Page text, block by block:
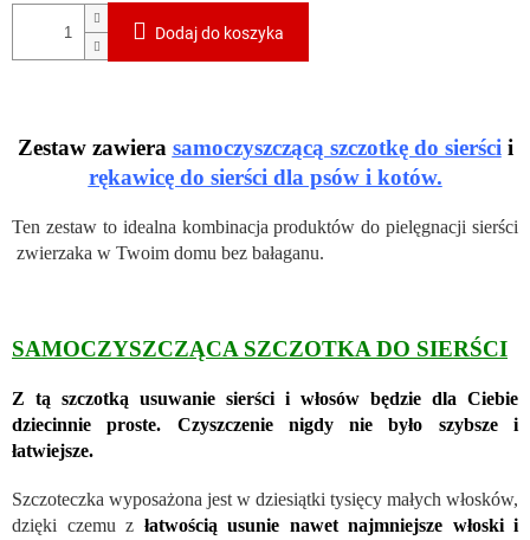
Dodaj do koszyka
Zestaw zawiera samoczyszczącą szczotkę do sierści i
rękawicę do sierści dla psów i kotów.
Ten zestaw to idealna kombinacja produktów do pielęgnacji sierści
zwierzaka w Twoim domu bez bałaganu.
SAMOCZYSZCZĄCA SZCZOTKA DO SIERŚCI
Z tą szczotką usuwanie sierści i włosów będzie dla Ciebie
dziecinnie proste. Czyszczenie nigdy nie było szybsze i
łatwiejsze.
Szczoteczka wyposażona jest w dziesiątki tysięcy małych włosków,
dzięki czemu z łatwością usunie nawet najmniejsze włoski i